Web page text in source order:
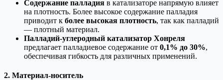
Содержание палладия в катализаторе напрямую влияет
на плотность. Более высокое содержание палладия
приводит к более высокая плотность, так как палладий
— плотный материал.
Палладий-углеродный катализатор Хонреля
предлагает палладиевое содержание от 0,1% до 30%,
обеспечивая гибкость для различных применений.
2. Материал-носитель